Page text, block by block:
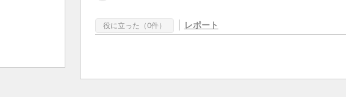
役に立った（0件） レポート